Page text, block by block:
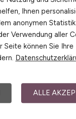
erbrachten
Nutzung der
Pflege der
sowie
Ihnen
anonymen
Verwendung aller
Seite können Sie Ihre
ALLE